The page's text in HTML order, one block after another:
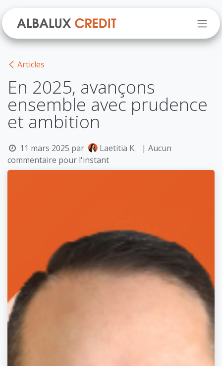
Articles
En 2025, avançons
ensemble avec prudence
et ambition
11 mars 2025 par Laetitia K.
| Aucun
commentaire pour l'instant